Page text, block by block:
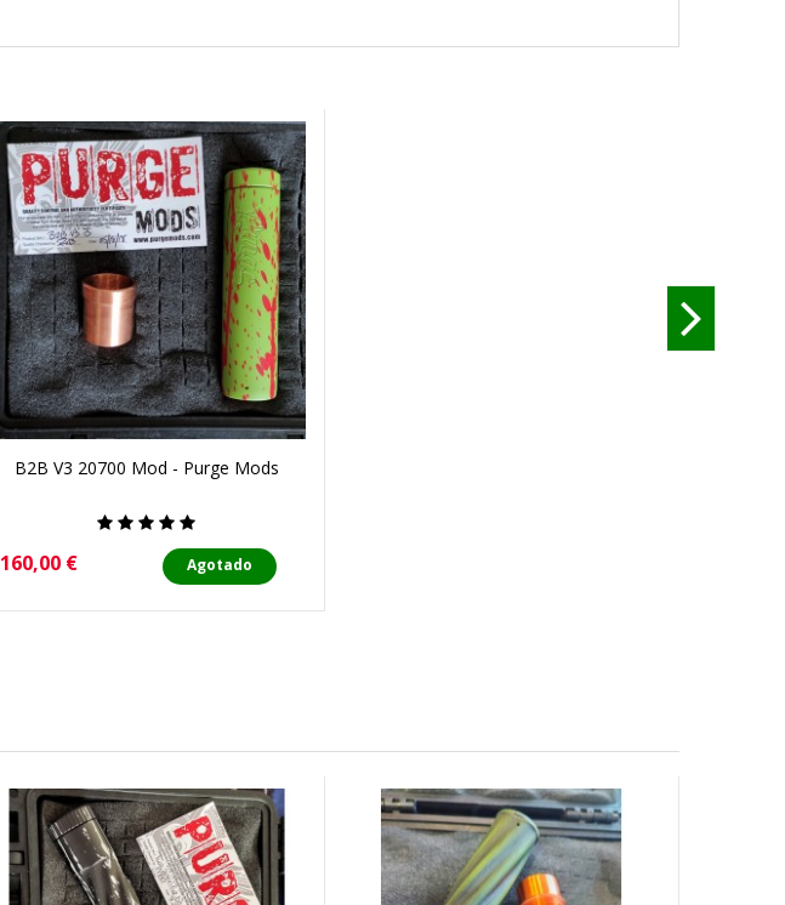
B2B V3 20700 Mod - Purge Mods
Precio
160,00 € Agotado